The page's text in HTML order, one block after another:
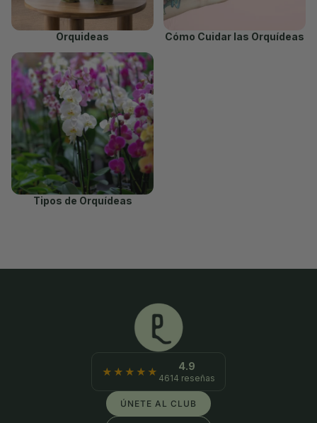
Orquideas Cómo Cuidar las Orquídeas
Tipos de Orquídeas
★★★★★ 4.9
4614 reseñas
ÚNETE AL CLUB